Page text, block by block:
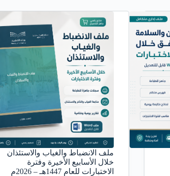
ملف الانضباط والغياب والاستئذان
خلال الأسابيع الأخيرة وفترة
الاختبارات للعام 1447هـ – 2026م